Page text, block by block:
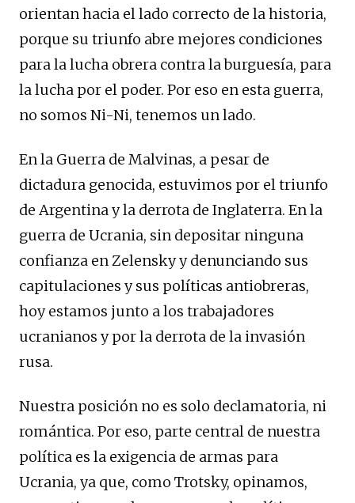
orientan hacia el lado correcto de la historia,
porque su triunfo abre mejores condiciones
para la lucha obrera contra la burguesía, para
la lucha por el poder. Por eso en esta guerra,
no somos Ni-Ni, tenemos un lado.
En la Guerra de Malvinas, a pesar de
dictadura genocida, estuvimos por el triunfo
de Argentina y la derrota de Inglaterra. En la
guerra de Ucrania, sin depositar ninguna
confianza en Zelensky y denunciando sus
capitulaciones y sus políticas antiobreras,
hoy estamos junto a los trabajadores
ucranianos y por la derrota de la invasión
rusa.
Nuestra posición no es solo declamatoria, ni
romántica. Por eso, parte central de nuestra
política es la exigencia de armas para
Ucrania, ya que, como Trotsky, opinamos,